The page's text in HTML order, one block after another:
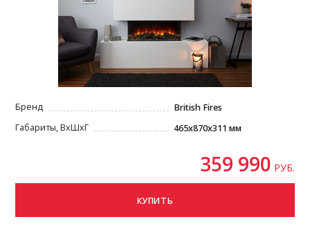
Бренд
British Fires
Габариты, ВxШxГ
465x870x311 мм
359 990 РУБ.
КУПИТЬ